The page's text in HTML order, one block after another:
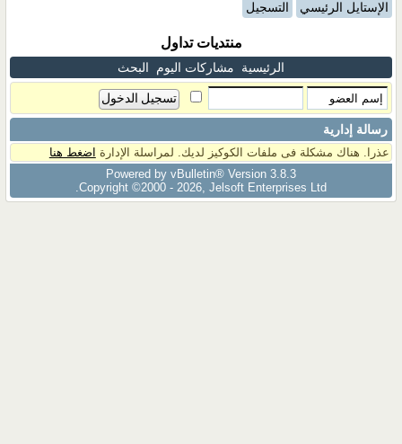
الإستايل الرئيسي التسجيل
منتديات تداول
الرئيسية مشاركات اليوم البحث
رسالة إدارية
عذرا. هناك مشكلة فى ملفات الكوكيز لديك. لمراسلة الإدارة اضغط هنا
Powered by vBulletin® Version 3.8.3
Copyright ©2000 - 2026, Jelsoft Enterprises Ltd.